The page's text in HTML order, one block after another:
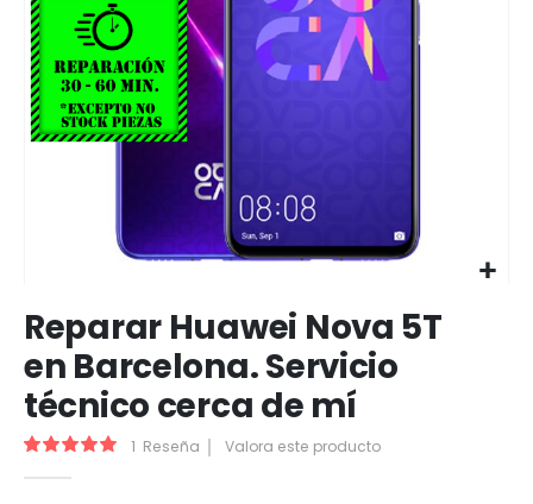
al
comienzo
de
la
galería
de
Reparar Huawei Nova 5T
en Barcelona. Servicio
técnico cerca de mí
Valoración: 1 Reseña Valora este producto